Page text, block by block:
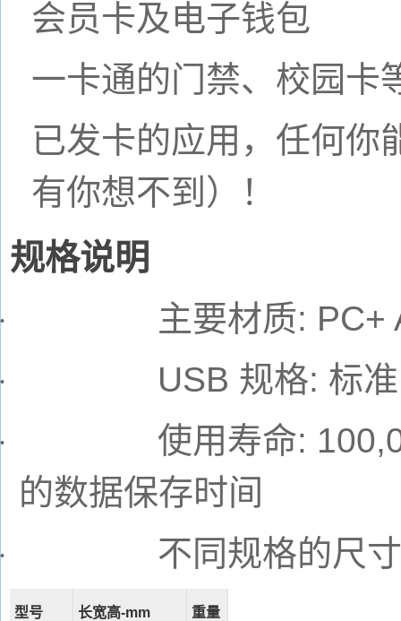
会员卡及电子钱包
一卡通的门禁、校园卡
已发卡的应用，任何你
有你想不到）！
规格说明
主要材质: PC+
USB 规格: 标准
使用寿命:
的数据保存时间
不同规格的尺
型号 长宽高-mm 重量